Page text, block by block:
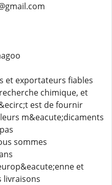
et exportateurs fiables
chimique, et
est de fournir
m&eacute;dicaments
sommes
et
livraisons